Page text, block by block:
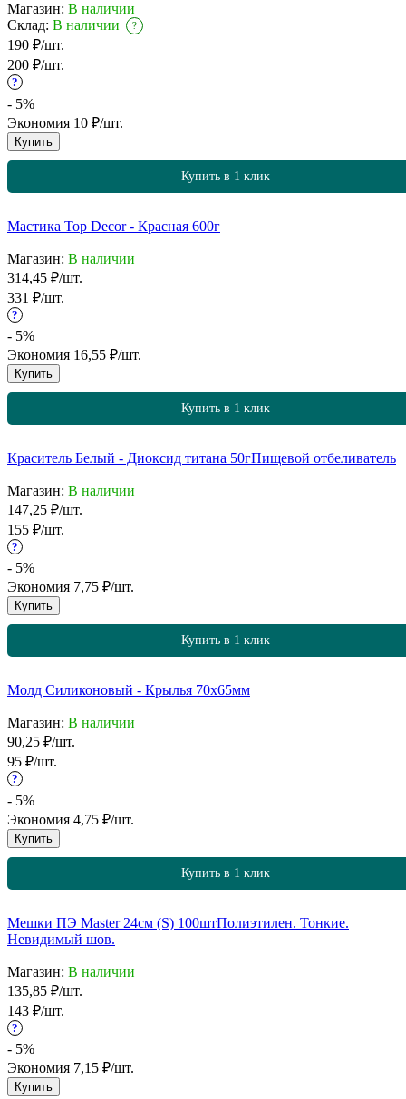
Магазин: В наличии
Склад: В наличии ?
190 ₽/шт.
200 ₽/шт.
?
- 5%
Экономия 10 ₽/шт.
Купить
Купить в 1 клик
Мастика Top Decor - Красная 600г
Магазин: В наличии
314,45 ₽/шт.
331 ₽/шт.
?
- 5%
Экономия 16,55 ₽/шт.
Купить
Купить в 1 клик
Краситель Белый - Диоксид титана 50гПищевой отбеливатель
Магазин: В наличии
147,25 ₽/шт.
155 ₽/шт.
?
- 5%
Экономия 7,75 ₽/шт.
Купить
Купить в 1 клик
Молд Силиконовый - Крылья 70х65мм
Магазин: В наличии
90,25 ₽/шт.
95 ₽/шт.
?
- 5%
Экономия 4,75 ₽/шт.
Купить
Купить в 1 клик
Мешки ПЭ Master 24см (S) 100штПолиэтилен. Тонкие.
Невидимый шов.
Магазин: В наличии
135,85 ₽/шт.
143 ₽/шт.
?
- 5%
Экономия 7,15 ₽/шт.
Купить